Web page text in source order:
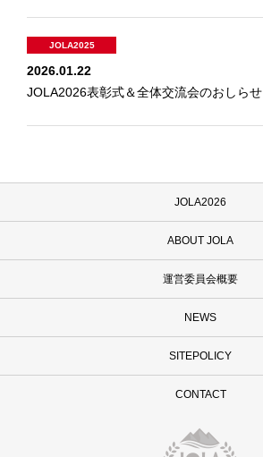
JOLA2025
2026.01.22
JOLA2026表彰式＆全体交流会のおしらせ
JOLA2026
ABOUT JOLA
運営委員会概要
NEWS
SITEPOLICY
CONTACT